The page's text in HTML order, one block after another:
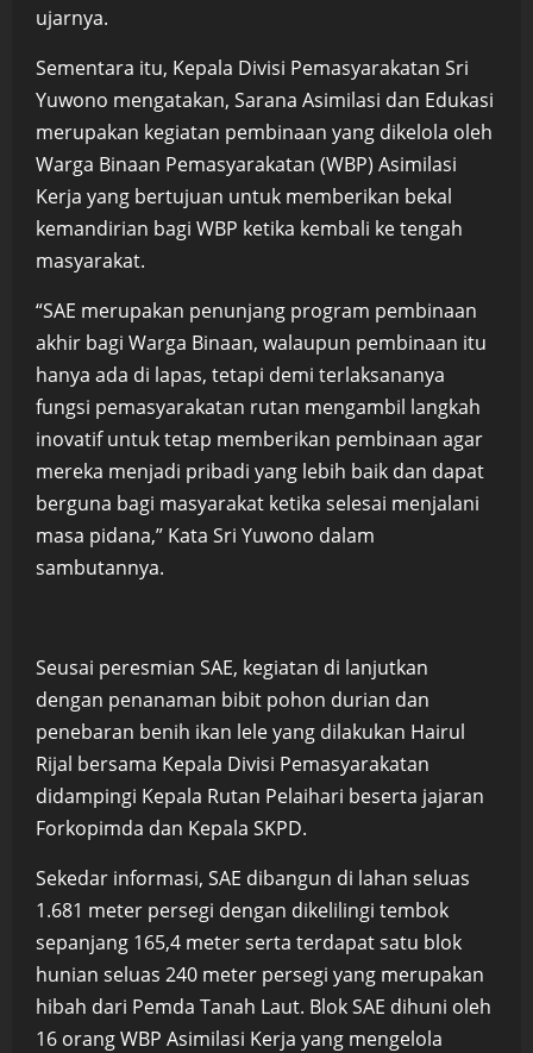
ujarnya.
Sementara itu, Kepala Divisi Pemasyarakatan Sri
Yuwono mengatakan, Sarana Asimilasi dan Edukasi
merupakan kegiatan pembinaan yang dikelola oleh
Warga Binaan Pemasyarakatan (WBP) Asimilasi
Kerja yang bertujuan untuk memberikan bekal
kemandirian bagi WBP ketika kembali ke tengah
masyarakat.
“SAE merupakan penunjang program pembinaan
akhir bagi Warga Binaan, walaupun pembinaan itu
hanya ada di lapas, tetapi demi terlaksananya
fungsi pemasyarakatan rutan mengambil langkah
inovatif untuk tetap memberikan pembinaan agar
mereka menjadi pribadi yang lebih baik dan dapat
berguna bagi masyarakat ketika selesai menjalani
masa pidana,” Kata Sri Yuwono dalam
sambutannya.
Seusai peresmian SAE, kegiatan di lanjutkan
dengan penanaman bibit pohon durian dan
penebaran benih ikan lele yang dilakukan Hairul
Rijal bersama Kepala Divisi Pemasyarakatan
didampingi Kepala Rutan Pelaihari beserta jajaran
Forkopimda dan Kepala SKPD.
Sekedar informasi, SAE dibangun di lahan seluas
1.681 meter persegi dengan dikelilingi tembok
sepanjang 165,4 meter serta terdapat satu blok
hunian seluas 240 meter persegi yang merupakan
hibah dari Pemda Tanah Laut. Blok SAE dihuni oleh
16 orang WBP Asimilasi Kerja yang mengelola